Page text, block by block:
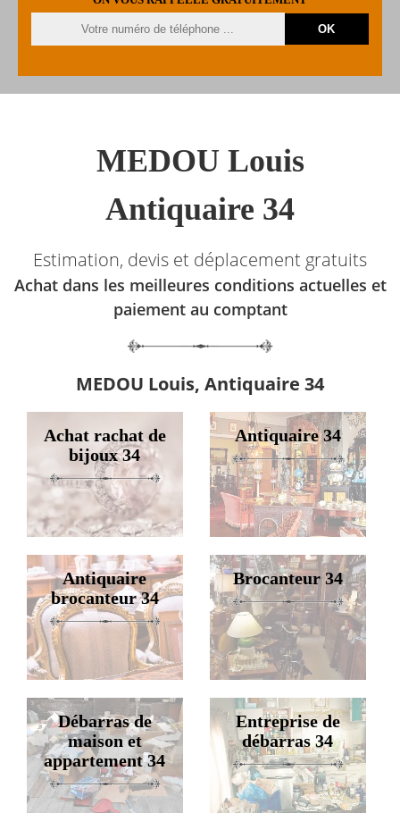
MEDOU Louis
Antiquaire 34
Estimation, devis et déplacement gratuits
Achat dans les meilleures conditions actuelles et
paiement au comptant
MEDOU Louis, Antiquaire 34
Achat rachat de
bijoux 34
Antiquaire 34
Antiquaire
brocanteur 34
Brocanteur 34
Débarras de
maison et
appartement 34
Entreprise de
débarras 34